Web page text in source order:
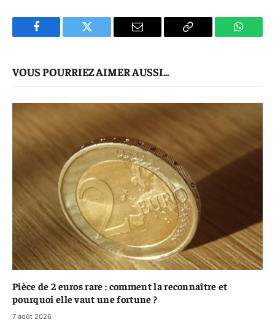
Facebook Twitter
E-
Copier
VOUS POURRIEZ AIMER AUSSI...
Pièce de 2 euros rare : comment la reconnaître et
pourquoi elle vaut une fortune ?
7 août 2026